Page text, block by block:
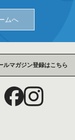
ムへ
ルマガジン登録はこちら